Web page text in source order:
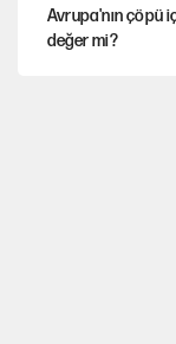
Avrupa'nın çöpü
değer mi?